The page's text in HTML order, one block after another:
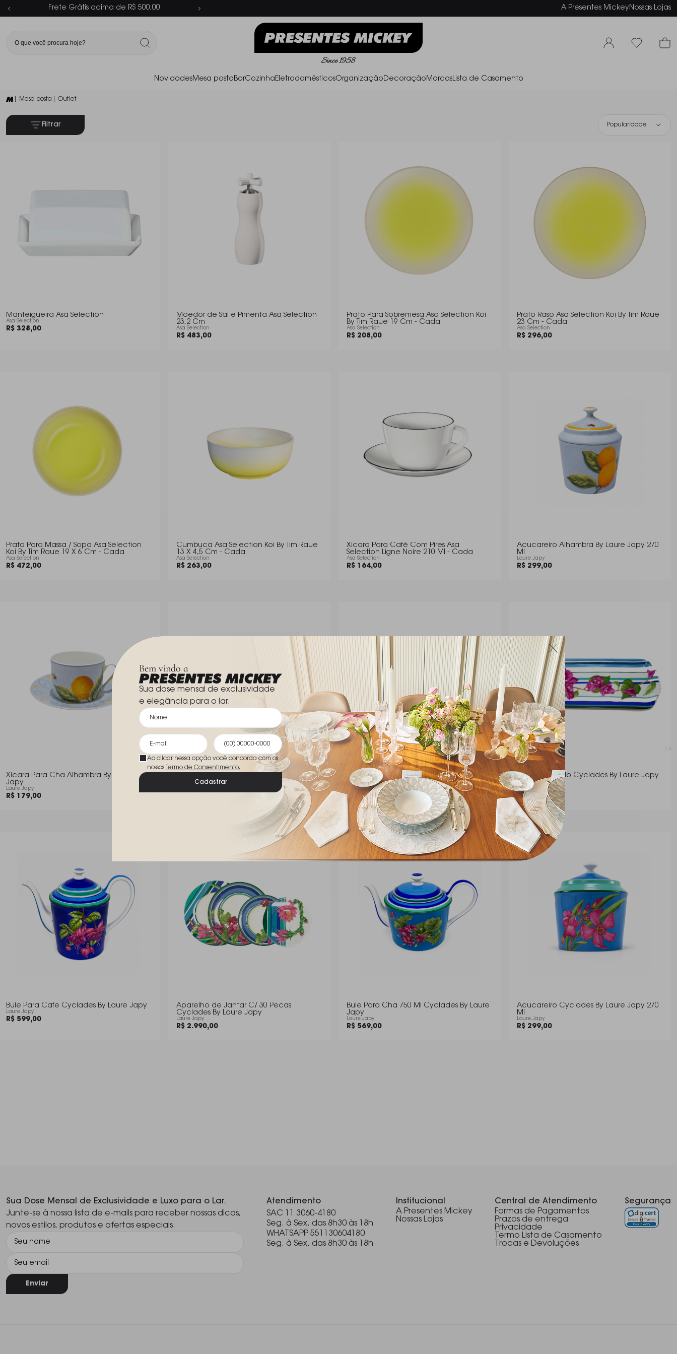
Bem vindo a
Sua dose mensal de exclusividade
e elegância para o lar.
Ao clicar nessa opção você concorda com os
nossos Termo de Consentimento.
Cadastrar
Parcelamento em até 6x sem juros A Presentes MickeyNossas Lojas
NovidadesMesa postaBarCozinhaEletrodomésticosOrganizaçãoDecoraçãoMarcasLista de Casamento
| Mesa posta | Outlet
Filtrar Popularidade
Manteigueira Asa Selection
Asa Selection
R$ 328,00
Moedor de Sal e Pimenta Asa Selection
23,2 Cm
Asa Selection
R$ 483,00
Prato Para Sobremesa Asa Selection Koi
By Tim Raue 19 Cm - Cada
Asa Selection
R$ 208,00
Prato Raso Asa Selection Koi By Tim Raue
23 Cm - Cada
Asa Selection
R$ 296,00
Prato Para Massa / Sopa Asa Selection
Koi By Tim Raue 19 X 6 Cm - Cada
Asa Selection
R$ 472,00
Cumbuca Asa Selection Koi By Tim Raue
13 X 4,5 Cm - Cada
Asa Selection
R$ 263,00
Xícara Para Café Com Pires Asa
Selection Ligne Noire 210 Ml - Cada
Asa Selection
R$ 164,00
Acucareiro Alhambra By Laure Japy 270
Ml
Laure Japy
R$ 299,00
Xicara Para Cha Alhambra By Laure
Japy
Laure Japy
R$ 179,00
Xicara Para Cafe Alhambra By Laure
Sousplat Cyclades By Laure Japy 30 Cm -
Cada
Laure Japy
R$ 189,00
Prato Para Bolo Cyclades By Laure Japy
Laure Japy
R$ 299,00
Bule Para Cafe Cyclades By Laure Japy
Laure Japy
R$ 599,00
Aparelho de Jantar C/ 30 Pecas
Cyclades By Laure Japy
Laure Japy
R$ 2.990,00
Bule Para Cha 750 Ml Cyclades By Laure
Japy
Laure Japy
R$ 569,00
Acucareiro Cyclades By Laure Japy 270
Ml
Laure Japy
R$ 299,00
Sua Dose Mensal de Exclusividade e Luxo para o Lar.
Junte-se à nossa lista de e-mails para receber nossas dicas,
novos estilos, produtos e ofertas especiais.
Enviar
Atendimento
SAC 11 3060-4180
Seg. à Sex. das 8h30 às 18h
WHATSAPP 551130604180
Seg. à Sex. das 8h30 às 18h
Institucional
A Presentes Mickey
Nossas Lojas
Central de Atendimento
Formas de Pagamentos
Prazos de entrega
Privacidade
Termo Lista de Casamento
Trocas e Devoluções
Segurança